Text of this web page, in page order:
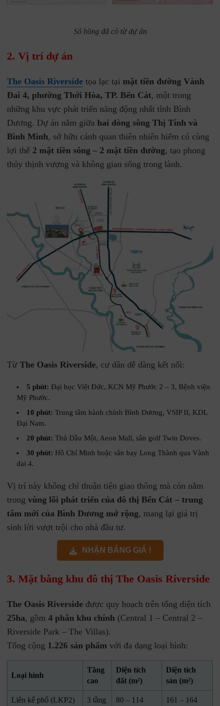
Sổ hồng đã có từ dự án
2. Vị trí dự án
The Oasis Riverside tọa lạc tại mặt tiền đường Vành
Đai 4, phường Thới Hòa, TP. Bến Cát, một trong
những khu vực phát triển năng động nhất tỉnh Bình
Dương. Dự án nằm giữa hai dòng sông Thị Tính và
Bình Minh, sở hữu cảnh quan thiên nhiên hiếm có cùng
lợi thế 2 mặt tiền sông – 2 mặt tiền đường, tạo phong
thủy thịnh vượng và không gian sống trong lành.
TừThe Oasis Riverside, cư dân dễ dàng kết nối:
5 phút: Đại học Việt Đức, KCN Mỹ Phước 2 – 3, Bệnh viện
Mỹ Phước.
10 phút: Trung tâm hành chính Bình Dương, VSIP II, KDL
Đại Nam.
20 phút: Thủ Dầu Một, Aeon Mall, sân golf Twin Doves.
30 phút: Hồ Chí Minh hoặc sân bay Long Thành qua Vành
đai 4.
Vị trí này không chỉ thuận tiện giao thông mà còn nằm
trongvùng lõi phát triển của đô thị Bến Cát – trung
tâm mới của Bình Dương mở rộng, mang lại giá trị
sinh lời vượt trội cho nhà đầu tư.
NHẬN BẢNG GIÁ !
3. Mặt bằng khu đô thị The Oasis Riverside
The Oasis Riverside được quy hoạch trên tổng diện tích
25ha, gồm4 phân khu chính (Central 1 – Central 2 –
Riverside Park – The Villas).
Tổng cộng 1.226 sản phẩm với đa dạng loại hình:
Loại hình
Tầng
cao
Diện tích
đất (m²)
Diện tích
sàn (m²)
Liên kế phố (LKP2) 3 tầng 80 – 114 161 – 164